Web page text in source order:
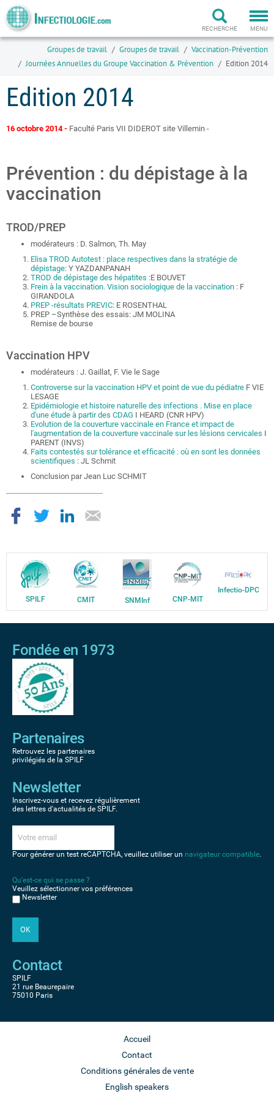
MENU
RECHERCHE
Groupes de travail Groupes de travail
Vaccination-Prévention
Journées Annuelles du Groupe Vaccination & Prévention
Edition 2014
Edition 2014
16 octobre 2014 - Faculté Paris VII DIDEROT site Villemin -
Prévention : du dépistage à la
vaccination
TROD/PREP
modérateurs : D. Salmon, Th. May
Elisa TROD Autotest : place respectives dans la stratégie de
dépistage: Y YAZDANPANAH
TROD de dépistage des hépatites :E BOUVET
Frein à la vaccination. Vision sociologique de la vaccination : F
GIRANDOLA
PREP -résultats PREVIC: E ROSENTHAL
PREP –Synthèse des essais: JM MOLINA
Remise de bourse
Vaccination HPV
modérateurs : J. Gaillat, F. Vie le Sage
Controverse sur la vaccination HPV et point de vue du pédiatre F VIE
LESAGE
Epidémiologie et histoire naturelle des infections . Mise en place
d'une étude à partir des CDAG I HEARD (CNR HPV)
Evolution de la couverture vaccinale en France et impact de
l'augmentation de la couverture vaccinale sur les lésions cervicales I
PARENT (INVS)
Faits contestés sur tolérance et efficacité : où en sont les données
scientifiques : JL Schmit
Conclusion par Jean Luc SCHMIT
SPILF CMIT SNMInf CNP-MIT
Infectio-DPC
Fondée en 1973
Partenaires
Retrouvez les partenaires
privilégiés de la SPILF
Newsletter
Inscrivez-vous et recevez régulièrement
des lettres d'actualités de SPILF.
Pour générer un test reCAPTCHA, veuillez utiliser un navigateur compatible.
Qu'est-ce qui se passe ?
Veuillez sélectionner vos préférences
Newsletter
Contact
SPILF
21 rue Beaurepaire
75010 Paris
Accueil
Contact
Conditions générales de vente
English speakers